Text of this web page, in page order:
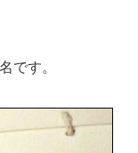
です。